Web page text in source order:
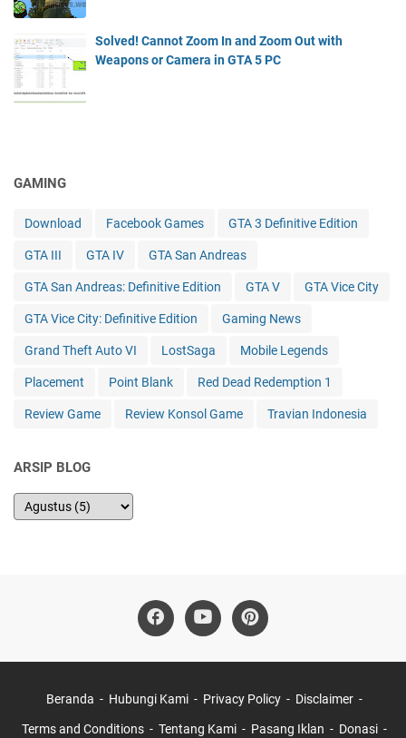
Solved! Cannot Zoom In and Zoom Out with
Weapons or Camera in GTA 5 PC
GAMING
Download Facebook Games GTA 3 Definitive Edition
GTA III GTA IV GTA San Andreas
GTA San Andreas: Definitive Edition GTA V GTA Vice City
GTA Vice City: Definitive Edition Gaming News
Grand Theft Auto VI LostSaga Mobile Legends
Placement Point Blank Red Dead Redemption 1
Review Game Review Konsol Game Travian Indonesia
ARSIP BLOG
Beranda Hubungi Kami Privacy Policy Disclaimer
Terms and Conditions Tentang Kami Pasang Iklan Donasi